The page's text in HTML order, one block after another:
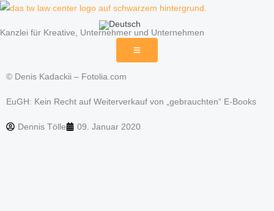
Zum
springen
Kanzlei für Kreative, Unternehmer und Unternehmen
© Denis Kadackii – Fotolia.com
EuGH: Kein Recht auf Weiterverkauf von „gebrauchten“ E-Books
Dennis Tölle 09. Januar 2020